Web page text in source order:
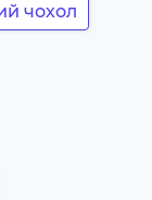
чохол